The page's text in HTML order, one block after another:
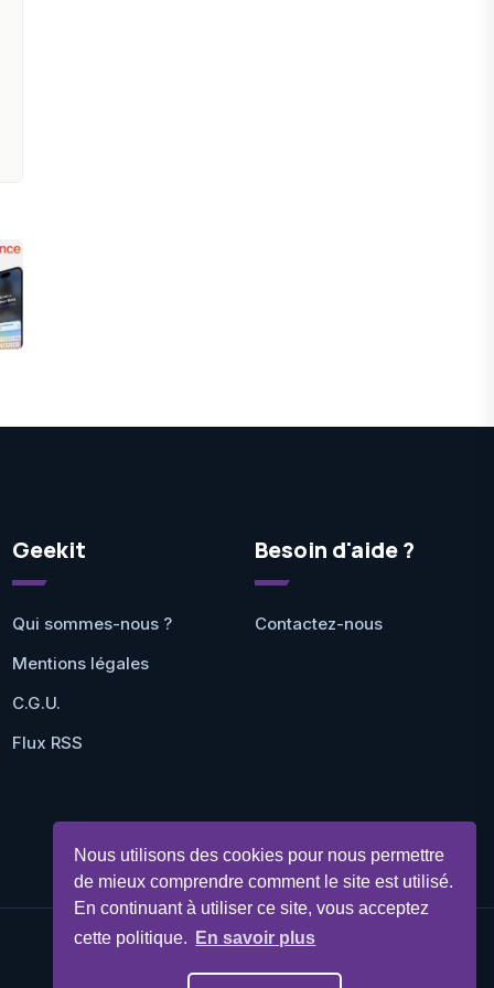
Nous utilisons des cookies pour nous permettre
de mieux comprendre comment le site est utilisé.
En continuant à utiliser ce site, vous acceptez
cette politique.
En savoir plus
Geekit
Qui sommes-nous ?
Mentions légales
C.G.U.
Flux RSS
Besoin d'aide ?
Contactez-nous